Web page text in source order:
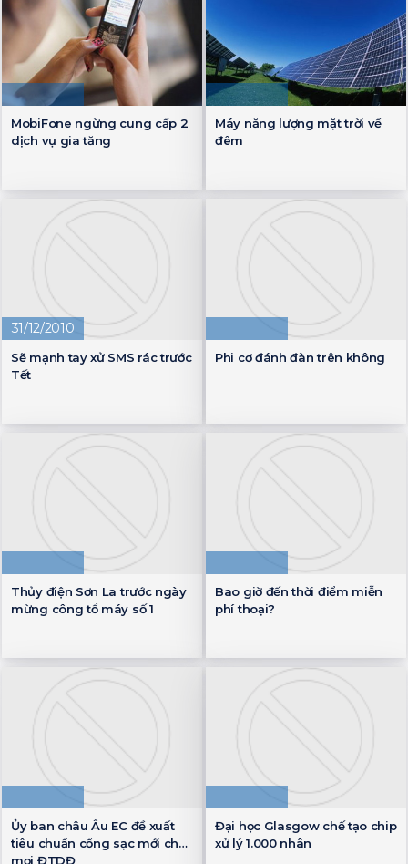
MobiFone ngừng cung cấp 2
dịch vụ gia tăng
Máy năng lượng mặt trời về
đêm
31/12/2010
Sẽ mạnh tay xử SMS rác trước
Tết
Phi cơ đánh đàn trên không
Thủy điện Sơn La trước ngày
mừng công tổ máy số 1
Bao giờ đến thời điểm miễn
phí thoại?
Ủy ban châu Âu EC đề xuất
tiêu chuẩn cổng sạc mới cho
mọi ĐTDĐ
Đại học Glasgow chế tạo chip
xử lý 1.000 nhân